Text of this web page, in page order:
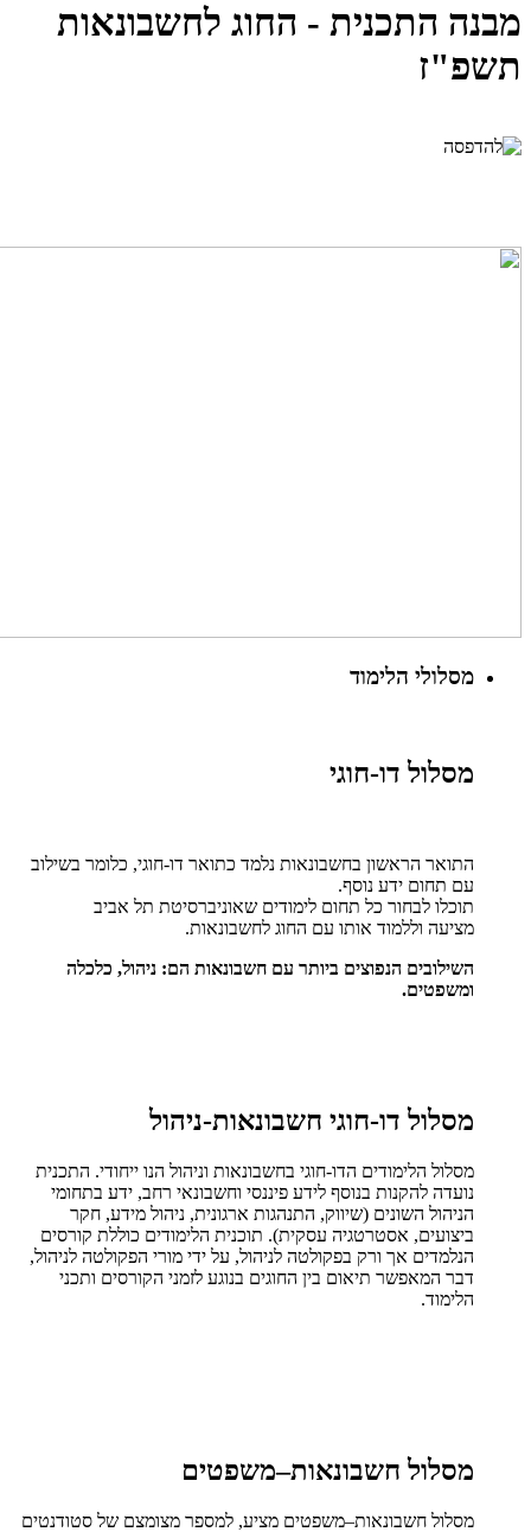
מבנה התכנית - החוג לחשבונאות
תשפ"ז
מסלולי הלימוד
מסלול דו-חוגי
התואר הראשון בחשבונאות נלמד כתואר דו-חוגי, כלומר בשילוב
עם תחום ידע נוסף.
תוכלו לבחור כל תחום לימודים שאוניברסיטת תל אביב
מציעה וללמוד אותו עם החוג לחשבונאות.
השילובים הנפוצים ביותר עם חשבונאות הם: ניהול, כלכלה
ומשפטים.
מסלול דו-חוגי חשבונאות-ניהול
מסלול הלימודים הדו-חוגי בחשבונאות וניהול הנו ייחודי. התכנית
נועדה להקנות בנוסף לידע פיננסי וחשבונאי רחב, ידע בתחומי
הניהול השונים (שיווק, התנהגות ארגונית, ניהול מידע, חקר
ביצועים, אסטרטגיה עסקית). תוכנית הלימודים כוללת קורסים
הנלמדים אך ורק בפקולטה לניהול, על ידי מורי הפקולטה לניהול,
דבר המאפשר תיאום בין החוגים בנוגע לזמני הקורסים ותכני
הלימוד.
מסלול חשבונאות–משפטים
מסלול חשבונאות–משפטים מציע, למספר מצומצם של סטודנטים